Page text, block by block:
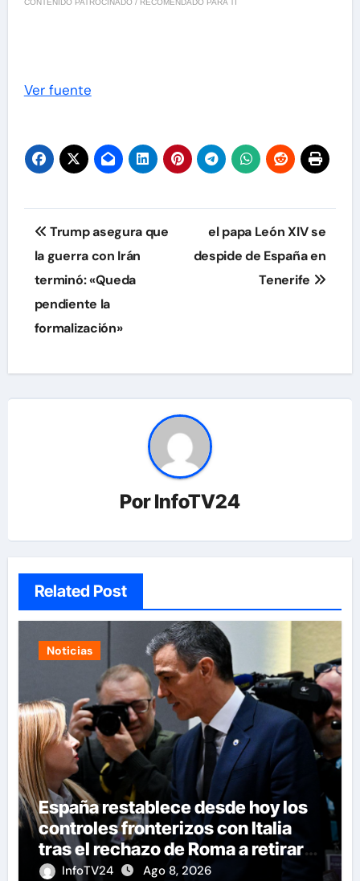
CONTENIDO PATROCINADO / RECOMENDADO PARA TI
Ver fuente
Navegación
de
entradas
Trump asegura que
la guerra con Irán
terminó: «Queda
pendiente la
formalización»
el papa León XIV se
despide de España en
Tenerife
PorInfoTV24
Related Post
Noticias
España restablece desde hoy los
controles fronterizos con Italia
tras el rechazo de Roma a retirar
las restricciones
InfoTV24 Ago 8, 2026